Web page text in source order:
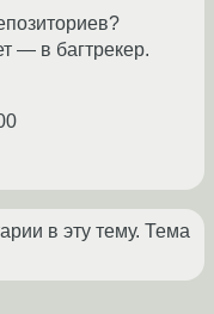
— в багтрекер.
в эту тему. Тема